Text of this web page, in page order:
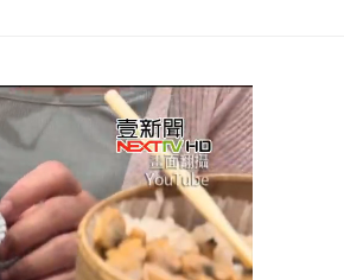
沒發陸警...
撞爛駕駛...